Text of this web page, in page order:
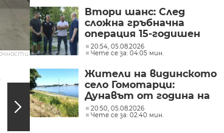
20:50, 11.03.2025
Спортни новини
11.03.2025 г. 20:50 ч.
20:48,
БАН
Втори шанс: След
сложна гръбначна
операция 15-годишен
състезател по борба
отново е на крака
20:54, 05.08.2026
Чете се за: 04:05 мин.
Жители на видинското
село Гомотарци:
Дунавът от година на
година става все по-
плитък
20:50, 05.08.2026
Чете се за: 02:40 мин.